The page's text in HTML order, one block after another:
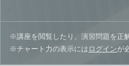
※講座を閲覧したり、演習問題を正
※チャート力の表示には ログインが